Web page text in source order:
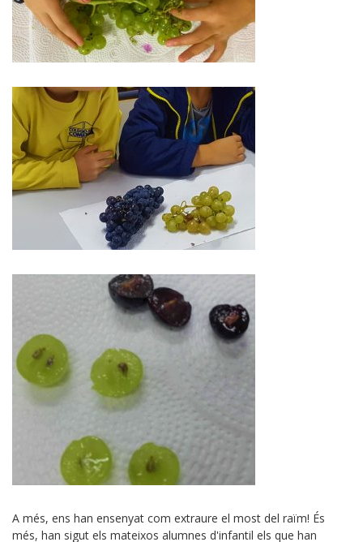
A més, ens han ensenyat com extraure el most del raïm! És
més, han sigut els mateixos alumnes d'infantil els que han